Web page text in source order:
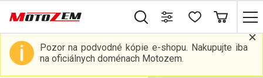
Pozor na podvodné kópie e-shopu. Nakupujte iba
na oficiálnych doménach Motozem.